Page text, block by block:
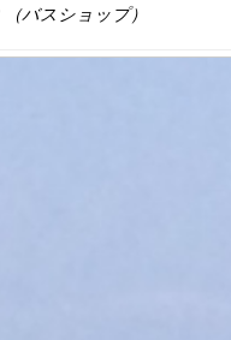
バスショップ）